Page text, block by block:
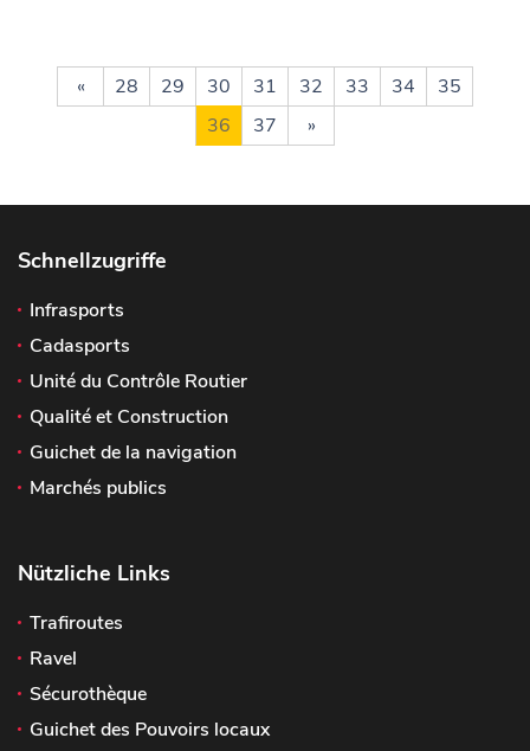
« 28 29 30 31 32 33 34
35
36
37 »
Schnellzugriffe
Infrasports
Cadasports
Unité du Contrôle Routier
Qualité et Construction
Guichet de la navigation
Marchés publics
Nützliche Links
Trafiroutes
Ravel
Sécurothèque
Guichet des Pouvoirs locaux